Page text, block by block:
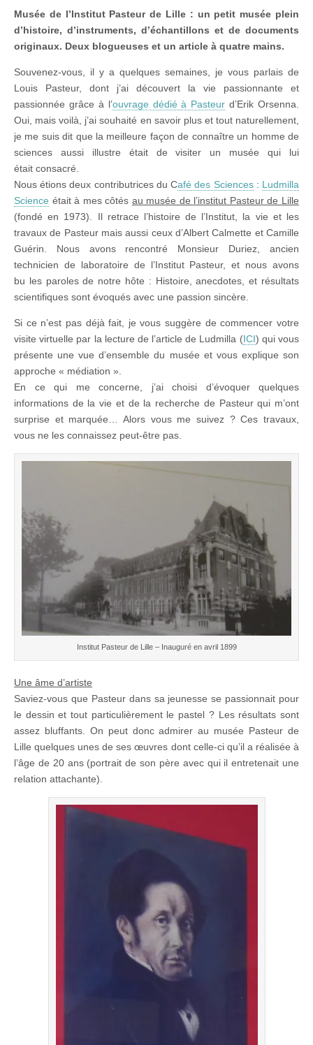
Musée de l’Institut Pasteur de Lille : un petit musée plein
d’histoire, d’instruments, d’échantillons et de documents
originaux. Deux blogueuses et un article à quatre mains.
Souvenez-vous, il y a quelques semaines, je vous parlais de
Louis Pasteur, dont j’ai découvert la vie passionnante et
passionnée grâce à l’ouvrage dédié à Pasteur d’Erik Orsenna.
Oui, mais voilà, j’ai souhaité en savoir plus et tout naturellement,
je me suis dit que la meilleure façon de connaître un homme de
sciences aussi illustre était de visiter un musée qui lui
était consacré.
Nous étions deux contributrices du Café des Sciences: Ludmilla
Science était à mes côtés au musée de l’institut Pasteur de Lille
(fondé en 1973). Il retrace l’histoire de l’Institut, la vie et les
travaux de Pasteur mais aussi ceux d’Albert Calmette et Camille
Guérin. Nous avons rencontré Monsieur Duriez, ancien
technicien de laboratoire de l’Institut Pasteur,
et nous avons
bu les paroles de notre hôte : Histoire, anecdotes, et résultats
scientifiques sont évoqués avec une passion sincère.
Si ce n’est pas déjà fait, je vous suggère de commencer votre
visite virtuelle par la lecture de l’article de Ludmilla (ICI) qui vous
présente une vue d’ensemble du musée et vous explique son
approche « médiation ».
En ce qui me concerne, j’ai choisi d’évoquer quelques
informations de la vie et de la recherche de Pasteur qui m’ont
surprise et marquée… Alors vous me suivez ? Ces travaux,
vous ne les connaissez peut-être pas.
Institut Pasteur de Lille – Inauguré en avril 1899
Une âme d’artiste
Saviez-vous que Pasteur dans sa jeunesse se passionnait pour
le dessin et tout particulièrement le pastel ? Les résultats sont
assez bluffants. On peut donc admirer au musée Pasteur de
Lille quelques unes de ses œuvres dont celle-ci qu’il a réalisée à
l’âge de 20 ans (portrait de son père avec qui il entretenait une
relation attachante).